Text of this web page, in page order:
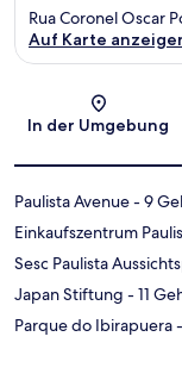
Rua Coronel Oscar
Auf Karte
In der Umgebung
Paulista Avenue- 9
Einkaufszentrum
Sesc Paulista
Japan Stiftung - 11
Parque do Ibirapuera